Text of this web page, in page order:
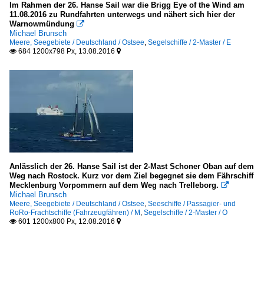
Im Rahmen der 26. Hanse Sail war die Brigg Eye of the Wind am
11.08.2016 zu Rundfahrten unterwegs und nähert sich hier der
Warnowmündung 
Michael Brunsch
Meere, Seegebiete / Deutschland / Ostsee, Segelschiffe / 2-Master / E
 684 1200x798 Px, 13.08.2016 
Anlässlich der 26. Hanse Sail ist der 2-Mast Schoner Oban auf dem
Weg nach Rostock. Kurz vor dem Ziel begegnet sie dem Fährschiff
Mecklenburg Vorpommern auf dem Weg nach Trelleborg. 
Michael Brunsch
Meere, Seegebiete / Deutschland / Ostsee, Seeschiffe / Passagier- und
RoRo-Frachtschiffe (Fahrzeugfähren) / M , Segelschiffe / 2-Master / O
 601 1200x800 Px, 12.08.2016 